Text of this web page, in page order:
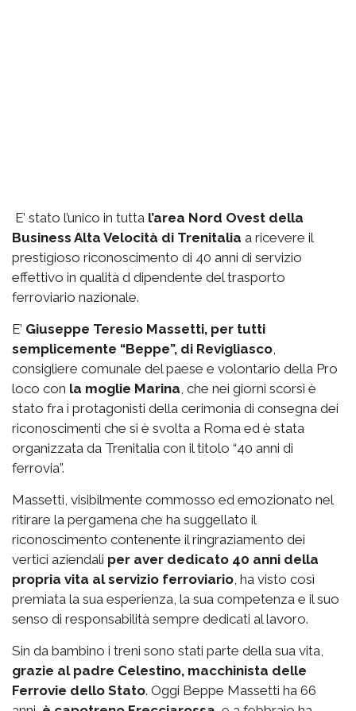
E’ stato l’unico in tutta l’area Nord Ovest della
Business Alta Velocità di Trenitalia a ricevere il
prestigioso riconoscimento di 40 anni di servizio
effettivo in qualità d dipendente del trasporto
ferroviario nazionale.
E’ Giuseppe Teresio Massetti, per tutti
semplicemente “Beppe”, di Revigliasco
consigliere comunale del paese e volontario della Pro
loco con la moglie Marina , che nei giorni scorsi è
stato fra i protagonisti della cerimonia di consegna dei
riconoscimenti che si è svolta a Roma ed è stata
organizzata da Trenitalia con il titolo “40 anni di
ferrovia”.
Massetti, visibilmente commosso ed emozionato nel
ritirare la pergamena che ha suggellato il
riconoscimento contenente il ringraziamento dei
vertici aziendali per aver dedicato 40 anni della
propria vita al servizio ferroviario , ha visto così
premiata la sua esperienza, la sua competenza e il suo
senso di responsabilità sempre dedicati al lavoro.
Sin da bambino i treni sono stati parte della sua vita,
grazie al padre Celestino, macchinista delle
Ferrovie dello Stato. Oggi Beppe Massetti ha 66